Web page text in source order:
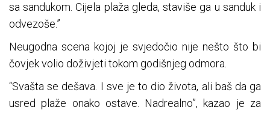
sa sandukom. Cijela plaža gleda, staviše ga u sanduk i
odvezoše.”
Neugodna scena kojoj je svjedočio nije nešto što bi
čovjek volio doživjeti tokom godišnjeg odmora.
“Svašta se dešava. I sve je to dio života, ali baš da ga
usred plaže onako ostave. Nadrealno”, kazao je za